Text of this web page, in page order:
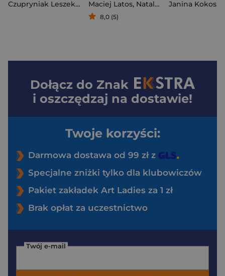
Czupryniak Leszek
,Artur Mamcarz
Maciej Latos, Natalia Sak-Dankosky ,
8,0 (5)
Dołącz do Znak
i oszczędzaj na dostawie!
Twoje korzyści:
Darmowa dostawa od 99 zł z
Specjalne zniżki tylko dla klubowiczów
Pakiet zakładek Art Ladies za 1 zł
Brak opłat za uczestnictwo
Twój e-mail